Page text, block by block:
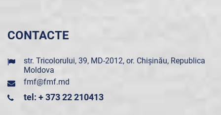
CONTACTE
str. Tricolorului, 39, MD-2012, or. Chișinău, Republica
Moldova
fmf@fmf.md
tel: + 373 22 210413